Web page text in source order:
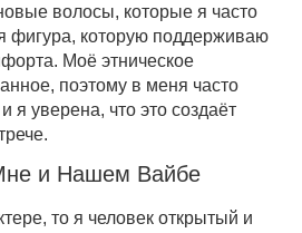
волосы, которые я часто
фигура, которую поддерживаю
Моё этническое
поэтому в меня часто
я уверена, что это создаёт
и Нашем Вайбе
то я человек открытый и